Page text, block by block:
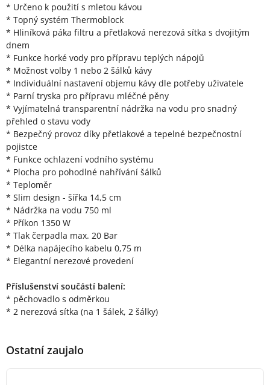
* Určeno k použití s mletou kávou
* Topný systém Thermoblock
* Hliníková páka filtru a přetlaková nerezová sítka s dvojitým
dnem
* Funkce horké vody pro přípravu teplých nápojů
* Možnost volby 1 nebo 2 šálků kávy
* Individuální nastavení objemu kávy dle potřeby uživatele
* Parní tryska pro přípravu mléčné pěny
* Vyjímatelná transparentní nádržka na vodu pro snadný
přehled o stavu vody
* Bezpečný provoz díky přetlakové a tepelné bezpečnostní
pojistce
* Funkce ochlazení vodního systému
* Plocha pro pohodlné nahřívání šálků
* Teploměr
* Slim design - šířka 14,5 cm
* Nádržka na vodu 750 ml
* Příkon 1350 W
* Tlak čerpadla max. 20 Bar
* Délka napájecího kabelu 0,75 m
* Elegantní nerezové provedení
Příslušenství součástí balení:
* pěchovadlo s odměrkou
* 2 nerezová sítka (na 1 šálek, 2 šálky)
Ostatní zaujalo